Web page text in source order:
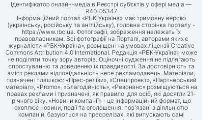
Ідентифікатор онлайн-медіа в Реєстрі суб’єктів у сфері медіа —
R40-05347
Інформаційний портал «РБК-Україна» має тримовну версію
(українську, російську та англійську), головна сторінка порталу -
https://www.rbc.ua. Фотографії, зображення належать їх
правовласникам. Всі фотографії на Порталі, авторами яких є
журналісти «РБК-Україна», розміщені на умовах ліцензії Creative
Commons Attribution 4.0 International. Редакція «РБК-Україна» може
не поділяти точку зору авторів. Оціночні судження не підлягають
спростуванню та доведенню їх правдивості. За достовірність та
зміст реклами відповідальність несе рекламодавець. Матеріали,
позначені плашкою: «Прес-релізи», «Спецпроект», «Партнерський
матеріал», «Promo», «Благодійність», «Резонанс» розміщуються на
правах реклами і призначені, як правило, для осіб, які досягли 21-
річного віку. «Новини компанії» - це інформаційний формат, що
охоплює новини, події та оголошення, пов'язані з діяльністю
компаній, базуються на пресрелізах, які випускають самі